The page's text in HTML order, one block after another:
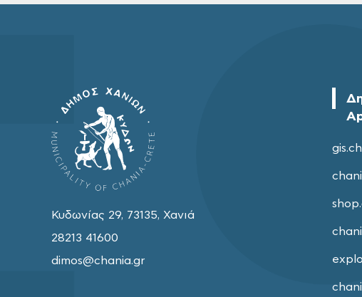
Κυδωνίας 29, 73135, Χανιά
28213 41600
dimos@chania.gr